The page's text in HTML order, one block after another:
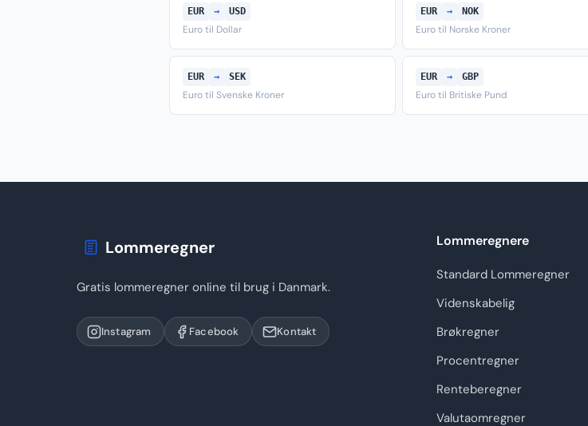
EUR → USD
Euro til Dollar
EUR → NOK
Euro til Norske Kroner
EUR → SEK
Euro til Svenske Kroner
EUR → GBP
Euro til Britiske Pund
Lommeregner
Gratis lommeregner online til brug i Danmark.
Instagram Facebook Kontakt
Lommeregnere
Standard Lommeregner
Videnskabelig
Brøkregner
Procentregner
Renteberegner
Valutaomregner